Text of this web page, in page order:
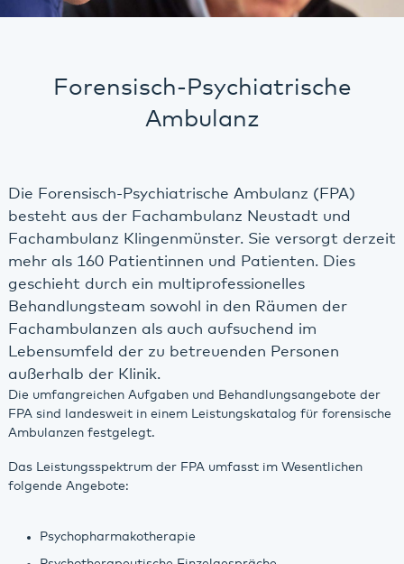
Forensisch-Psychiatrische
Ambulanz
Die Forensisch-Psychiatrische Ambulanz (FPA)
besteht aus der Fachambulanz Neustadt und
Fachambulanz Klingenmünster. Sie versorgt derzeit
mehr als 160 Patientinnen und Patienten. Dies
geschieht durch ein multiprofessionelles
Behandlungsteam sowohl in den Räumen der
Fachambulanzen als auch aufsuchend im
Lebensumfeld der zu betreuenden Personen
außerhalb der Klinik.
Die umfangreichen Aufgaben und Behandlungsangebote der
FPA sind landesweit in einem Leistungskatalog für forensische
Ambulanzen festgelegt.
Das Leistungsspektrum der FPA umfasst im Wesentlichen
folgende Angebote:
Psychopharmakotherapie